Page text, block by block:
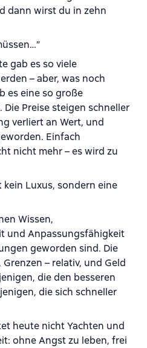
dann wirst du in zehn
gab es so viele
– aber, was noch
es eine so große
Preise steigen schneller
verliert an Wert, und
Einfach
nicht mehr – es wird zu
Luxus, sondern eine
Wissen,
und Anpassungsfähigkeit
geworden sind. Die
– relativ, und Geld
die den besseren
die sich schneller
heute nicht Yachten und
ohne Angst zu leben, frei